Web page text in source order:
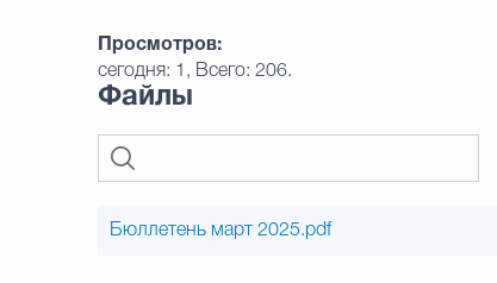
Просмотров:
сегодня: 1, Всего: 206.
Файлы
Бюллетень март 2025.pdf